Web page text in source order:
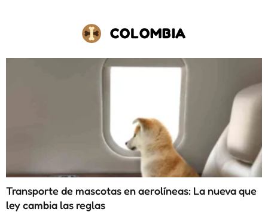
COLOMBIA
Transporte de mascotas en aerolíneas: La nueva que
ley cambia las reglas